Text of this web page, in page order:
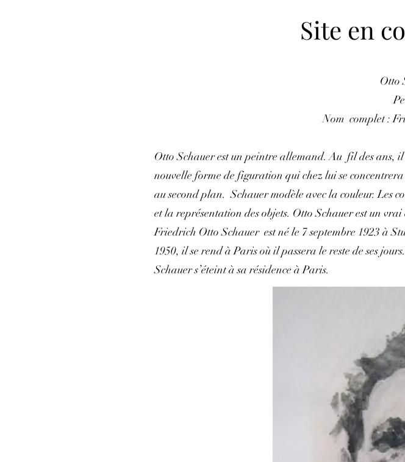
Site en
Otto
Nom complet :
Otto Schauer est un peintre allemand. Au fil des ans,
nouvelle forme de figuration qui chez lui se
au second plan. Schauer modèle avec la couleur. Les
et la représentation des objets. Otto Schauer est un vrai
Friedrich Otto Schauer est né le 7 septembre 1923 à
1950, il se rend à Paris où il passera le reste de ses
Schauer s’éteint à sa résidence à Paris.